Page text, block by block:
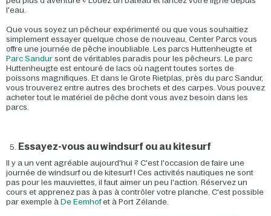
l'eau.
Que vous soyez un pêcheur expérimenté ou que vous souhaitiez
simplement essayer quelque chose de nouveau, Center Parcs vous
offre une journée de pêche inoubliable. Les parcs Huttenheugte et
Parc Sandur sont de véritables paradis pour les pêcheurs. Le parc
Huttenheugte est entouré de lacs où nagent toutes sortes de
poissons magnifiques. Et dans le Grote Rietplas, près du parc Sandur,
vous trouverez entre autres des brochets et des carpes. Vous pouvez
acheter tout le matériel de pêche dont vous avez besoin dans les
parcs.
Essayez-vous au windsurf ou au kitesurf
Il y a un vent agréable aujourd'hui ? C'est l'occasion de faire une
journée de windsurf ou de kitesurf ! Ces activités nautiques ne sont
pas pour les mauviettes, il faut aimer un peu l'action. Réservez un
cours et apprenez pas à pas à contrôler votre planche. C'est possible
par exemple à De Eemhofet à Port Zélande.